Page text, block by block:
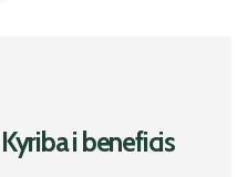
i beneficis